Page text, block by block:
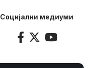
Социјални медиуми